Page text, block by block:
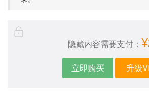
隐藏内容需要支付：
立即购买 升级